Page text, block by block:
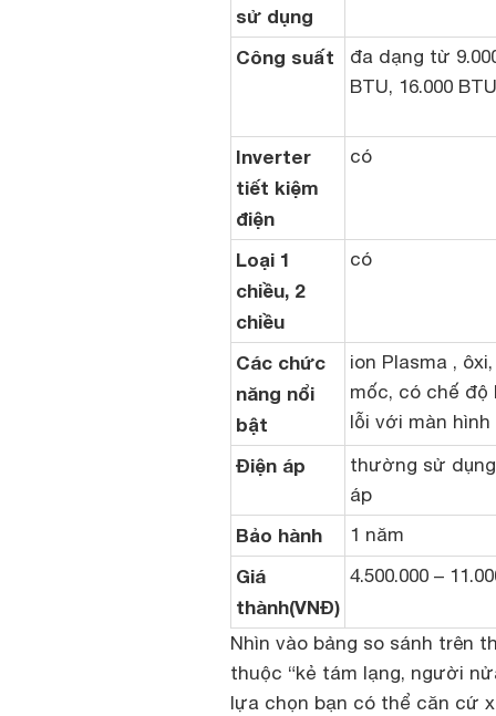
sử dụng
Công suất
đa dạng từ
BTU, 16.000
Inverter
tiết kiệm
điện
có
Loại 1
chiều, 2
chiều
có
Các chức
năng nổi
bật
ion Plasma ,
mốc, có chế độ
lỗi với màn
Điện áp
thường sử
áp
Bảo hành 1 năm
Giá
thành(VNĐ)
4.500.000 –
Nhìn vào bảng so sánh trên
thuộc “kẻ tám lạng, người
lựa chọn bạn có thể căn cứ